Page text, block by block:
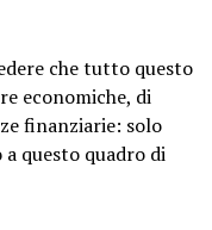
che tutto questo
economiche, di
finanziarie: solo
questo quadro di